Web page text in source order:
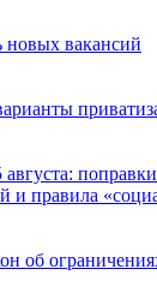
вакансий
и правила
об